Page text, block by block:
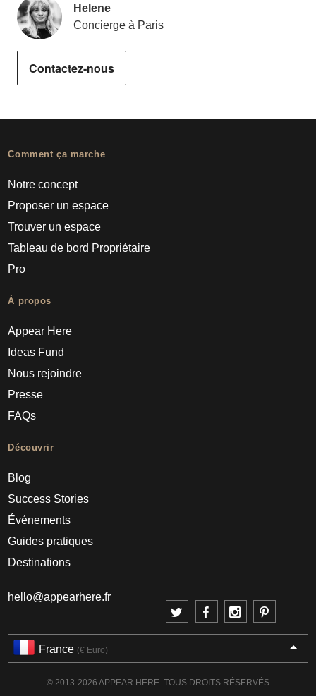
Helene
Concierge à Paris
Contactez-nous
Comment ça marche
Notre concept
Proposer un espace
Trouver un espace
Tableau de bord Propriétaire
Pro
À propos
Appear Here
Ideas Fund
Nous rejoindre
Presse
FAQs
Découvrir
Blog
Success Stories
Événements
Guides pratiques
Destinations
hello@appearhere.fr
France (€ Euro)
© 2013-2026 APPEAR HERE. TOUS DROITS RÉSERVÉS